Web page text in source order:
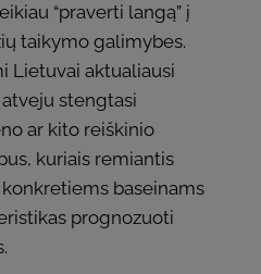
“praverti langą” į
taikymo galimybes.
Lietuvai aktualiausi
stengtasi
ar kito reiškinio
kuriais remiantis
baseinams
prognozuoti